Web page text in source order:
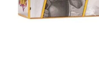
Catan
Cluedo